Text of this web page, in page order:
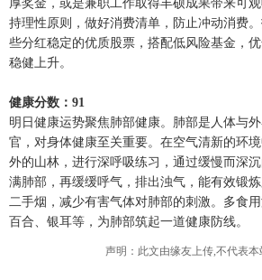
厚奖金，或是兼职工作取得丰硕成果带来可
持理性原则，做好消费清单，防止冲动消费
些分红稳定的优质股票，搭配低风险基金，
稳健上升。
健康分数：91
明日健康运势聚焦肺部健康。肺部是人体与
官，对身体健康至关重要。在空气清新的环
外的山林，进行深呼吸练习，通过缓慢而深
满肺部，再缓缓呼气，排出浊气，能有效锻
二手烟，减少有害气体对肺部的刺激。多食用
百合、银耳等，为肺部筑起一道健康防线。
声明：此文由缘友上传,不代表